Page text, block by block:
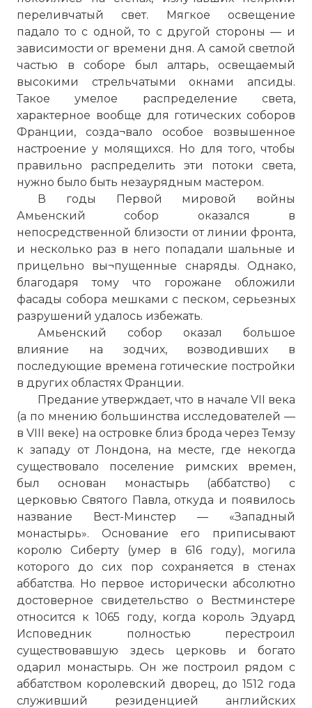
переливчатый свет. Мягкое освещение
падало то с одной, то с другой стороны — и
зависимости ог времени дня. А самой светлой
частью в соборе был алтарь, освещаемый
высокими стрельчатыми окнами апсиды.
Такое умелое распределение света,
характерное вообще для готических соборов
Франции, созда¬вало особое возвышенное
настроение у молящихся. Но для того, чтобы
правильно распределить эти потоки света,
нужно было быть незаурядным мастером.
В годы Первой мировой войны
Амьенский собор оказался в
непосредственной близости от линии фронта,
и несколько раз в него попадали шальные и
прицельно вы¬пущенные снаряды. Однако,
благодаря тому что горожане обложили
фасады собора мешками с песком, серьезных
разрушений удалось избежать.
Амьенский собор оказал большое
влияние на зодчих, возводивших в
последующие времена готические постройки
в других областях Франции.
Предание утверждает, что в начале VII века
(а по мнению большинства исследователей —
в VIII веке) на островке близ брода через Темзу
к западу от Лондона, на месте, где некогда
существовало поселение римских времен,
был основан монастырь (аббатство) с
церковью Святого Павла, откуда и появилось
название Вест-Минстер — «Западный
монастырь». Основание его приписывают
королю Сиберту (умер в 616 году), могила
которого до сих пор сохраняется в стенах
аббатства. Но первое исторически абсолютно
достоверное свидетельство о Вестминстере
относится к 1065 году, когда король Эдуард
Исповедник полностью перестроил
существовавшую здесь церковь и богато
одарил монастырь. Он же построил рядом с
аббатством королевский дворец, до 1512 года
служивший резиденцией английских